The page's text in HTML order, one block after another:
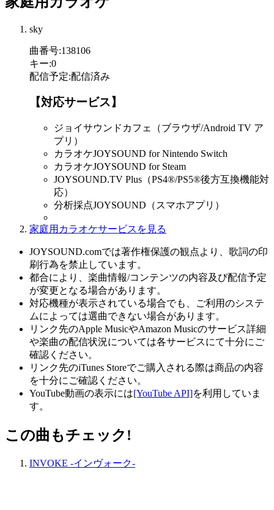
sky
曲番号:138106
キー:0
配信予定:配信済み
【対応サービス】
ジョイサウンドカフェ（ブラウザ/Android TV ア
プリ）
カラオケJOYSOUND for Nintendo Switch
カラオケJOYSOUND for Steam
JOYSOUND.TV Plus（PS4®/PS5®後方互換機能対
応）
分析採点JOYSOUND（スマホアプリ）
家庭用カラオケサービスを見る
JOYSOUND.comでは著作権保護の観点より、歌詞の印
刷行為を禁止しています。
都合により、楽曲情報/コンテンツの内容及び配信予定
が変更となる場合があります。
対応機種が表示されている場合でも、ご利用のシステ
ムによっては選曲できない場合があります。
リンク先のApple MusicやAmazon Musicのサービス詳細
や楽曲の配信状況については各サービスにて十分にご
確認ください。
リンク先のiTunes Storeでご購入される際は商品の内容
を十分にご確認ください。
YouTube動画の表示には[YouTube API]を利用していま
す。
この曲もチェック!
INVOKE -インヴォーク-